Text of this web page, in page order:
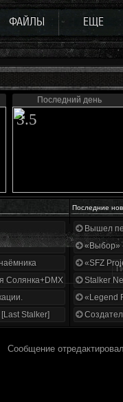
ФАЙЛЫ ЕЩЕ
Последний день
3.5
Последние
Солянка+DMX
Stalker]
Вышел
«Выбор» -
«SFZ
Stalker
«Legend
Сообщение отредактировал